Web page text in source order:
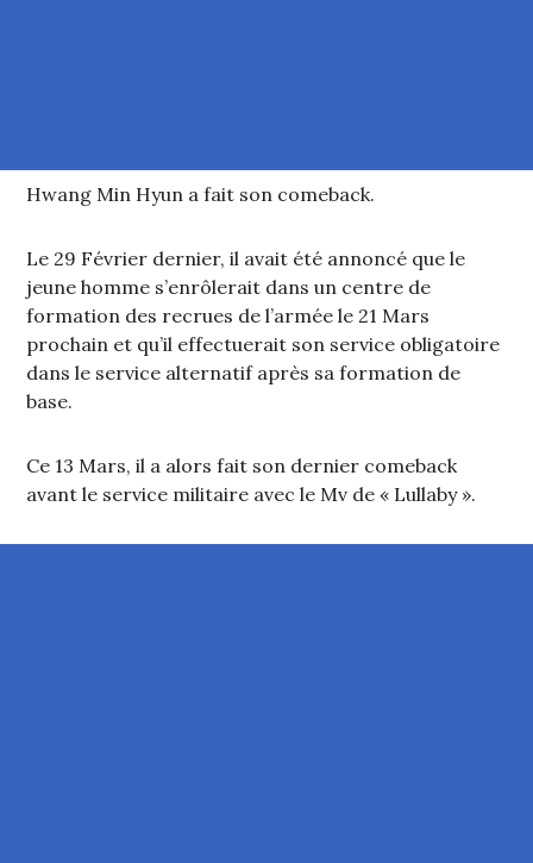
Hwang Min Hyun a fait son comeback.
Le 29 Février dernier, il avait été annoncé que le
jeune homme s’enrôlerait dans un centre de
formation des recrues de l’armée le 21 Mars
prochain et qu’il effectuerait son service obligatoire
dans le service alternatif après sa formation de
base.
Ce 13 Mars, il a alors fait son dernier comeback
avant le service militaire avec le Mv de « Lullaby ».